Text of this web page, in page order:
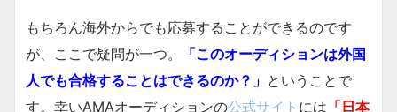
もちろん海外からでも応募することができるのです
が、ここで疑問が一つ。
「このオーディションは外国
人でも合格することはできるのか？」 ということで
す。幸いAMAオーディションの公式サイト には 「日本